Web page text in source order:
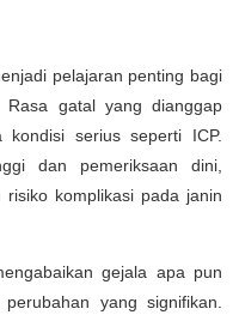
pelajaran penting bagi
gatal yang dianggap
serius seperti ICP.
dan pemeriksaan dini,
komplikasi pada janin
gejala apa pun
yang signifikan.